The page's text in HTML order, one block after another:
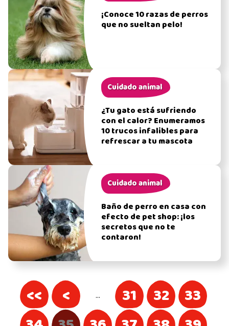
¡Conoce 10 razas de perros
que no sueltan pelo!
Cuidado animal
¿Tu gato está sufriendo
con el calor? Enumeramos
10 trucos infalibles para
refrescar a tu mascota
Cuidado animal
Baño de perro en casa con
efecto de pet shop: ¡los
secretos que no te
contaron!
<< < … 31 32
33